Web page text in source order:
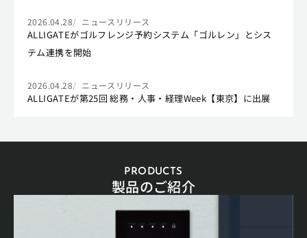
2026.04.28 ニュースリリース
ALLIGATEがゴルフレンジ予約システム「ゴルレン」とシス
テム連携を開始
2026.04.28 ニュースリリース
ALLIGATEが第25回 総務・人事・経理Week【東京】に出展
PRODUCTS
製品のご紹介